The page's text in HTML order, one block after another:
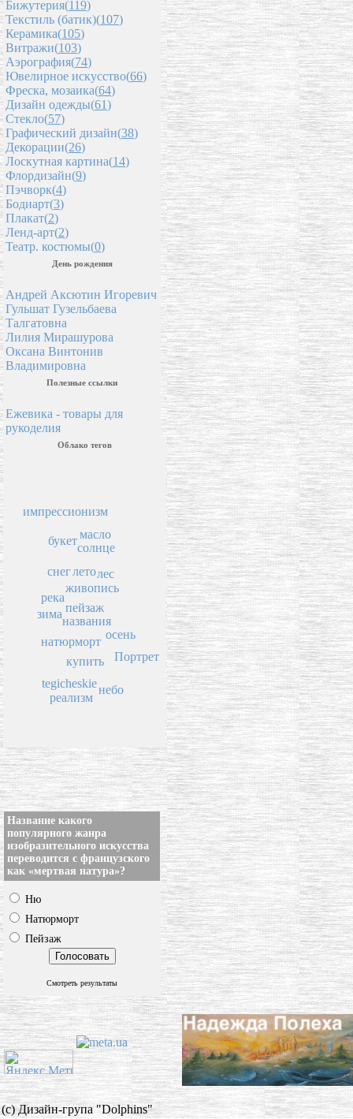
Бижутерия(119)
Текстиль (батик)(107)
Керамика(105)
Витражи(103)
Аэрография(74)
Ювелирное искусство(66)
Фреска, мозаика(64)
Дизайн одежды(61)
Стекло(57)
Графический дизайн(38)
Декорации(26)
Лоскутная картина(14)
Флордизайн(9)
Пэчворк(4)
Бодиарт(3)
Плакат(2)
Ленд-арт(2)
Театр. костюмы(0)
День рождения
Андрей Аксютин Игоревич
Гульшат Гузельбаева
Талгатовна
Лилия Мирашурова
Оксана Винтонив
Владимировна
Полезные ссылки
Ежевика - товары для
рукоделия
Облако тегов
пейзаж
названия
живопись
лето
натюрморт
купить
солнце
лес
зима
осень
букет масло
река
снег
tegicheskie
реализм
небо
импрессионизм
Портрет
Название какого
популярного жанра
изобразительного искусства
переводится с французского
как «мертвая натура»?
Ню
Натюрморт
Пейзаж
Смотреть результаты
(c) Дизайн-група "Dolphins"